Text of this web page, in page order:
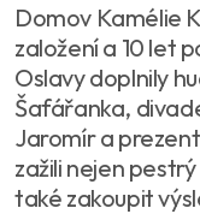
Domov Kamélie
založení a 10 let
Oslavy doplnily
Šafářanka,
Jaromír a
zažili nejen
také zakoupit